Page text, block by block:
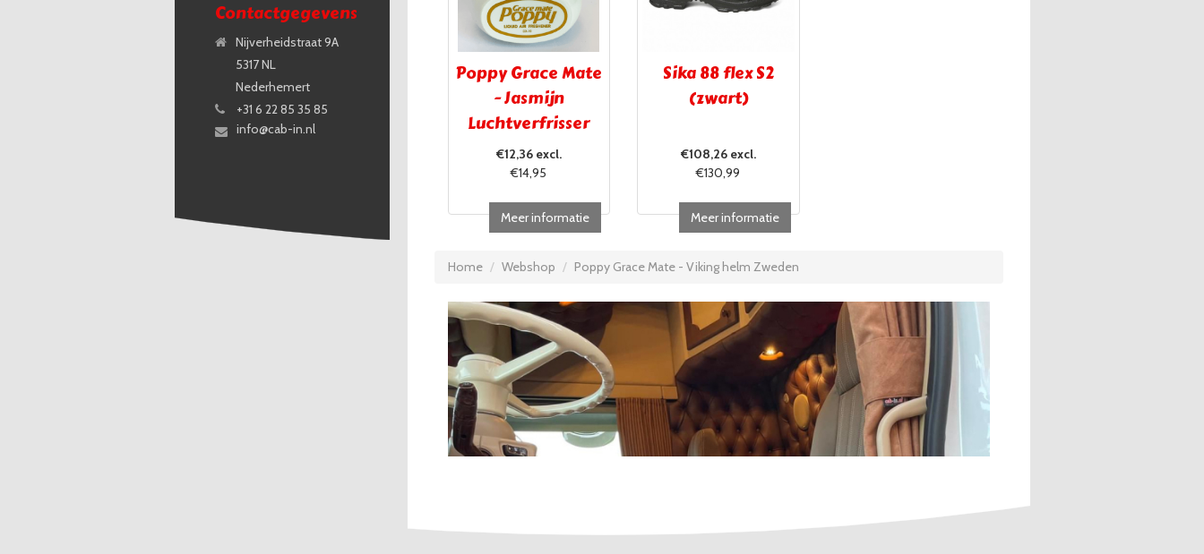
Contactgegevens
Nijverheidstraat 9A
5317 NL
Nederhemert
+31 6 22 85 35 85
info@cab-in.nl
Poppy Grace Mate
- Jasmijn
Luchtverfrisser
€12,36 excl.
€14,95
Meer informatie
Sika 88 flex S2
(zwart)
€108,26 excl.
€130,99
Meer informatie
Home Webshop Poppy Grace Mate - Viking helm Zweden